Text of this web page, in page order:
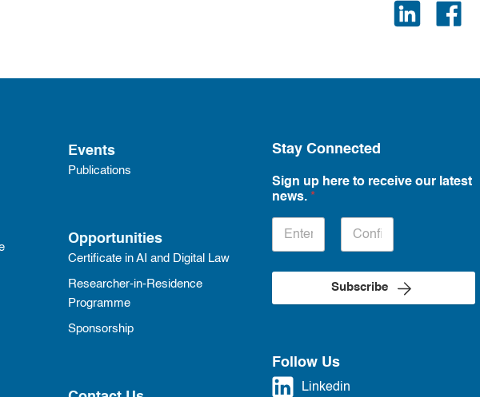
Events
Publications
Opportunities
Certificate in AI and Digital Law
Researcher-in-Residence
Programme
Sponsorship
Stay Connected
Sign up here to receive our latest
news. *
Subscribe
Follow Us
Linkedin